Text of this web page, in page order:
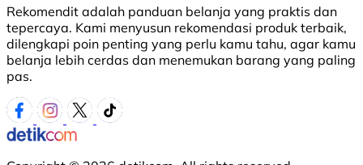
Rekomendit adalah panduan belanja yang praktis dan
tepercaya. Kami menyusun rekomendasi produk terbaik,
dilengkapi poin penting yang perlu kamu tahu, agar kamu
belanja lebih cerdas dan menemukan barang yang paling
pas.